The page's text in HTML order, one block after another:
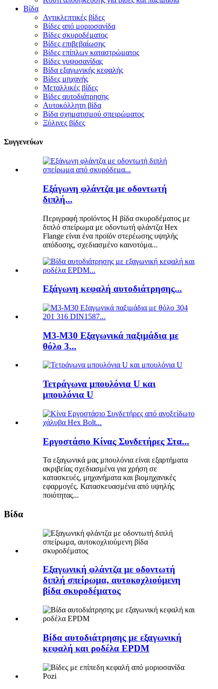
Βίδα
Αντικλεπτικές βίδες
Βίδες από μοριοσανίδα
Βίδες σκυροδέματος
Βίδες επιβεβαίωσης
Βίδες επίπλων καταστρώματος
Βίδες γυψοσανίδας
Βίδα εξαγωνικής κεφαλής
Βίδες μηχανής
Μεταλλικές βίδες
Βίδες αυτοδιάτρησης
Αυτοκόλλητη βίδα
Βίδα σχηματισμού σπειρώματος
Ξύλινες βίδες
Συγγενεύων
Εξάγωνη φλάντζα με οδοντωτή
διπλή...
Περιγραφή προϊόντος Η βίδα σκυροδέματος με
διπλό σπείρωμα με οδοντωτή φλάντζα Hex
Flange είναι ένα προϊόν στερέωσης υψηλής
απόδοσης, σχεδιασμένο καινοτόμα...
Εξάγωνη κεφαλή αυτοδιάτρησης...
M3-M30 Εξαγωνικά παξιμάδια με
θόλο 3...
Τετράγωνα μπουλόνια U και
μπουλόνια U
Εργοστάσιο Κίνας Συνδετήρες Στα...
Τα εξαγωνικά μας μπουλόνια είναι εξαρτήματα
ακριβείας σχεδιασμένα για χρήση σε
κατασκευές, μηχανήματα και βιομηχανικές
εφαρμογές. Κατασκευασμένα από υψηλής
ποιότητας...
Βίδα
Εξαγωνική φλάντζα με οδοντωτή
διπλή σπείρωμα, αυτοκοχλιούμενη
βίδα σκυροδέματος
Βίδα αυτοδιάτρησης με εξαγωνική
κεφαλή και ροδέλα EPDM